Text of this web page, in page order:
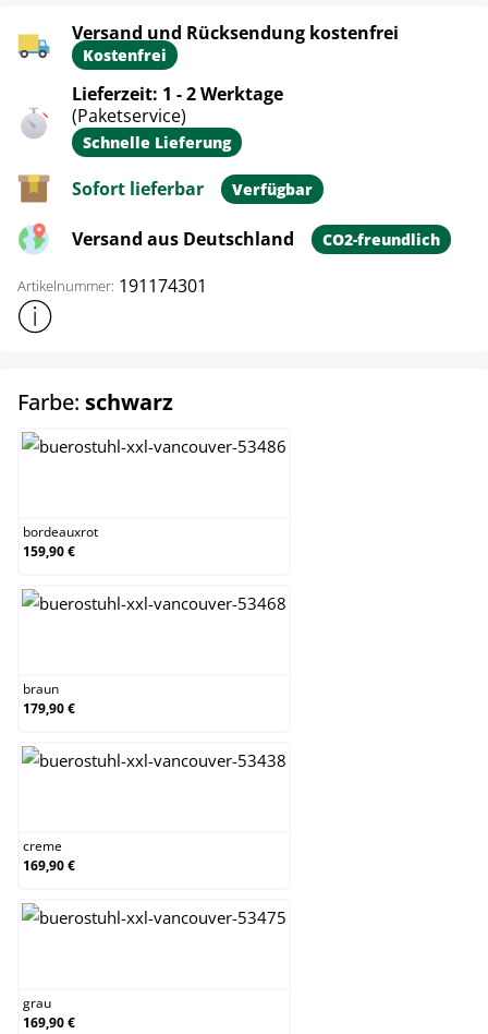
Versand und Rücksendung kostenfrei
Kostenfrei
Lieferzeit: 1 - 2 Werktage
(Paketservice)
Schnelle Lieferung
Sofort lieferbar Verfügbar
Versand aus Deutschland CO2-freundlich
Artikelnummer: 191174301
Weitere Produktinformationen anzeigen
Farbe: schwarzauswählen
bordeauxrot
159,90 €
braun
179,90 €
creme
169,90 €
grau
169,90 €